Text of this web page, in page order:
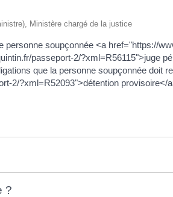
Ministère chargé de la justice
soupçonnée <a href="https://
passeport-2/?xml=R56115">juge
que la personne soupçonnée doit
2/?xml=R52093">détention
?